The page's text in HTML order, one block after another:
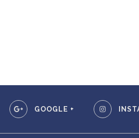
GOOGLE +